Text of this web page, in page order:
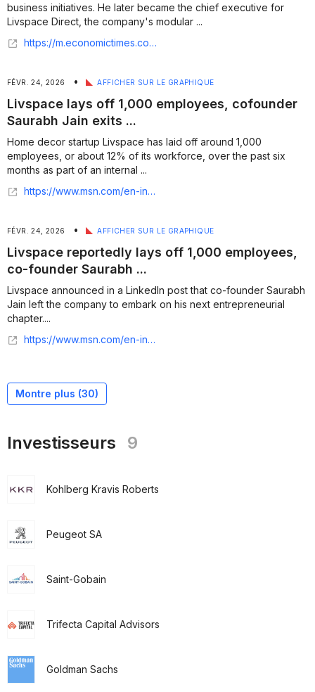
business initiatives. He later became the chief executive for
Livspace Direct, the company's modular ...
https://m.economictimes.com/tech/startups/livspace-cbo-lalit-mittal-quits-amid-layoffs-cofounder-exit/articleshow/128747464.cms
FÉVR. 24, 2026 • AFFICHER SUR LE GRAPHIQUE
Livspace lays off 1,000 employees, cofounder
Saurabh Jain exits ...
Home decor startup Livspace has laid off around 1,000
employees, or about 12% of its workforce, over the past six
months as part of an internal ...
https://www.msn.com/en-in/money/news/livspace-lays-off-1-000-employees-cofounder-saurabh-jain-exits-amid-ai-led-overhaul/ar-AA1WKJgY?ocid=finance-verthp-feeds
FÉVR. 24, 2026 • AFFICHER SUR LE GRAPHIQUE
Livspace reportedly lays off 1,000 employees,
co-founder Saurabh ...
Livspace announced in a LinkedIn post that co-founder Saurabh
Jain left the company to embark on his next entrepreneurial
chapter....
https://www.msn.com/en-in/news/India/livspace-co-founder-saurabh-jain-quits-after-11-years-says-he-is-working-on-something-new/ar-AA1WMSKF
Montre plus (30)
Investisseurs 9
Kohlberg Kravis Roberts
Peugeot SA
Saint-Gobain
Trifecta Capital Advisors
Goldman Sachs